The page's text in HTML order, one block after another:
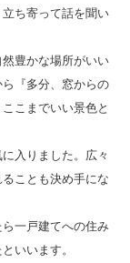
ち寄って話を聞い
然豊かな場所がいい
『多分、窓からの
こまでいい景色と
入りました。広々
ことも決め手にな
一戸建てへの住み
いいます。